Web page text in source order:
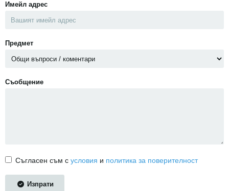
Имейл адрес
Предмет
Съобщение
Съгласен съм с условия и политика за поверителност
Изпрати